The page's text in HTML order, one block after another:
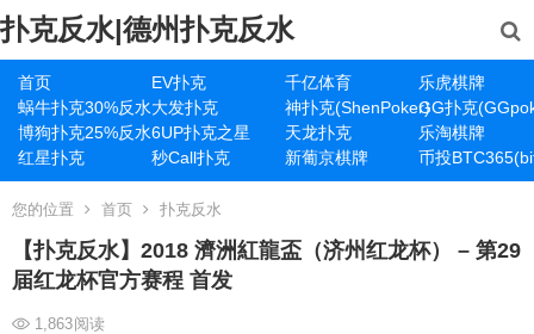
扑克反水|德州扑克反水
首页 EV扑克 千亿体育
乐虎棋牌
蜗牛扑克30%反水大发扑克 神扑克(ShenPoker)GG扑克
博狗扑克25%反水6UP扑克之星 天龙扑克
乐淘棋牌
红星扑克
秒Call扑克 新葡京棋牌 币投
您的位置 首页 扑克反水
【扑克反水】2018 濟洲紅龍盃（济州红龙杯） – 第29
届红龙杯官方赛程 首发
1,863阅读